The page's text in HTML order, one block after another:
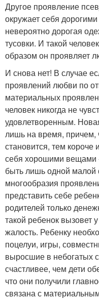
Другое проявление
окружает себя
невероятно дорогая
тусовки. И такой
образом он проявляет
И снова нет! В случае
проявлений любви по
материальных
человек никогда не
удовлетворенным.
лишь на время, причем,
становится, тем
себя хорошими вещами
быть лишь одной малой
многообразия
представить себе
родителей только
такой ребенок
жалость. Ребенку
поцелуи, игры,
выросшие в небогатых
счастливее, чем дети
что они получили
связана с